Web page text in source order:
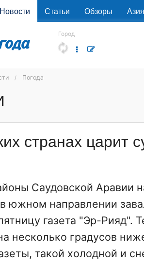
Новости Статьи Обзоры Азия
Город
Погода
странах царит
Саудовской Аравии
южном направлении
газета "Эр-Рияд".
несколько градусов
такой холодной и